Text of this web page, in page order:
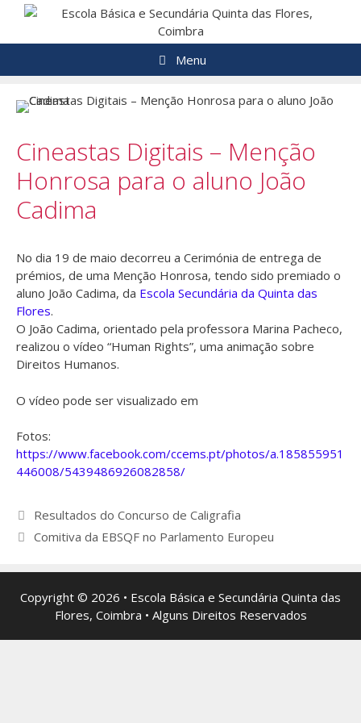
Saltar
o
Menu
Cineastas Digitais – Menção
Honrosa para o aluno João
Cadima
No dia 19 de maio decorreu a Cerimónia de entrega de
prémios, de uma Menção Honrosa, tendo sido premiado o
aluno João Cadima, da Escola Secundária da Quinta das
Flores.
O João Cadima, orientado pela professora Marina Pacheco,
realizou o vídeo “Human Rights”, uma animação sobre
Direitos Humanos.
O vídeo pode ser visualizado em
Fotos:
https://www.facebook.com/ccems.pt/photos/a.185855951
446008/5439486926082858/
Navegação
de
Resultados do Concurso de Caligrafia
Comitiva da EBSQF no Parlamento Europeu
Copyright © 2026 • Escola Básica e Secundária Quinta das
Flores, Coimbra • Alguns Direitos Reservados